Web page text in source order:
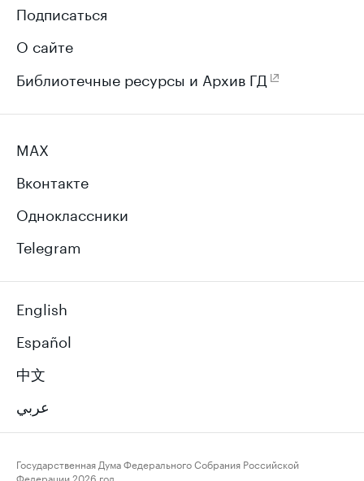
Подписаться
О сайте
Библиотечные ресурсы и Архив ГД
MAX
Вконтакте
Одноклассники
Telegram
English
Español
中文
عربي
Государственная Дума Федерального Собрания Российской
Федерации2026 год